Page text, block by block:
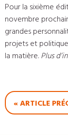
Pour la sixième
novembre
grandes
projets et
la matière.Plus
« ARTICLE